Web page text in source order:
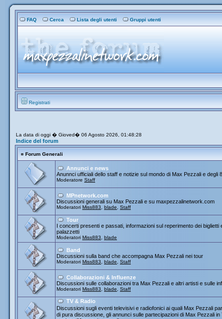
FAQ Cerca Lista degli utenti Gruppi utenti
Registrati
La data di oggi � Gioved� 06 Agosto 2026, 01:48:28
Indice del forum
¤ Forum Generali
Annunci e news
Anunnci ufficiali dello staff e notizie sul mondo di Max Pezzali e degli
Moderatore Staff
MPnetwork.com
Discussioni generali su Max Pezzali e su maxpezzalinetwork.com
Moderatori Miss883 blade Staff
Tour
I concerti presenti e passati, informazioni sul reperimento dei
palazzetti
Moderatori Miss883 blade
Band
Discussioni sulla band che accompagna Max Pezzali nei tour
Moderatori Miss883 blade Staff
Collaborazioni & Influenze
Discussioni sulle collaborazioni tra Max Pezzali e altri artisti e sulle
Moderatori Miss883 blade Staff
TV & Radio
Discussioni sugli eventi televisivi e radiofonici ai quali Max Pezzali
di pura discussione, gli annunci sulle partecipazioni di Max Pezzali